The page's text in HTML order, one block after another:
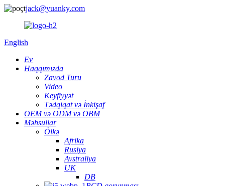
jack@yuanky.com
English
Ev
Haqqımızda
Zavod Turu
Video
Keyfiyyət
Tədqiqat və İnkişaf
OEM və ODM və OBM
Məhsullar
Ölkə
Afrika
Rusiya
Avstraliya
UK
DB